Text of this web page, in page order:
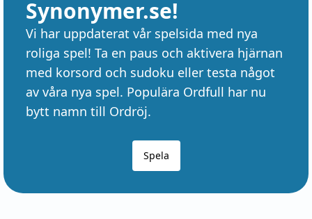
Synonymer.se!
Vi har uppdaterat vår spelsida med nya
roliga spel! Ta en paus och aktivera hjärnan
med korsord och sudoku eller testa något
av våra nya spel. Populära Ordfull har nu
bytt namn till Ordröj.
Spela